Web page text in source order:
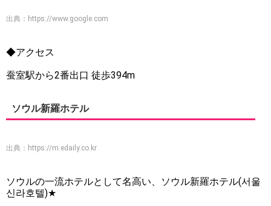
出典： https://www.google.com
◆アクセス
蚕室駅から2番出口 徒歩394m
ソウル新羅ホテル
出典： https://m.edaily.co.kr
ソウルの一流ホテルとして名高い、ソウル新羅ホテル(서울
신라호텔)★